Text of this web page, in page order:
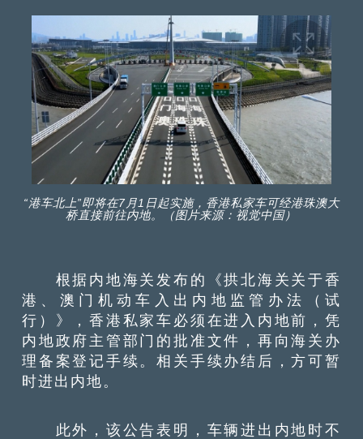
“港车北上”即将在7月1日起实施，香港私家车可经港珠澳大
桥直接前往内地。（图片来源：视觉中国）
根据内地海关发布的《拱北海关关于香
港、澳门机动车入出内地监管办法（试
行）》，香港私家车必须在进入内地前，凭
内地政府主管部门的批准文件，再向海关办
理备案登记手续。相关手续办结后，方可暂
时进出内地。
此外，该公告表明，车辆进出内地时不